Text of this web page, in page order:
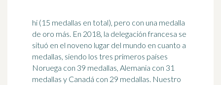
hi (15 medallas en total), pero con una medalla
de oro más. En 2018, la delegación francesa se
situó en el noveno lugar del mundo en cuanto a
medallas, siendo los tres primeros países
Noruega con 39 medallas, Alemania con 31
medallas y Canadá con 29 medallas. Nuestro